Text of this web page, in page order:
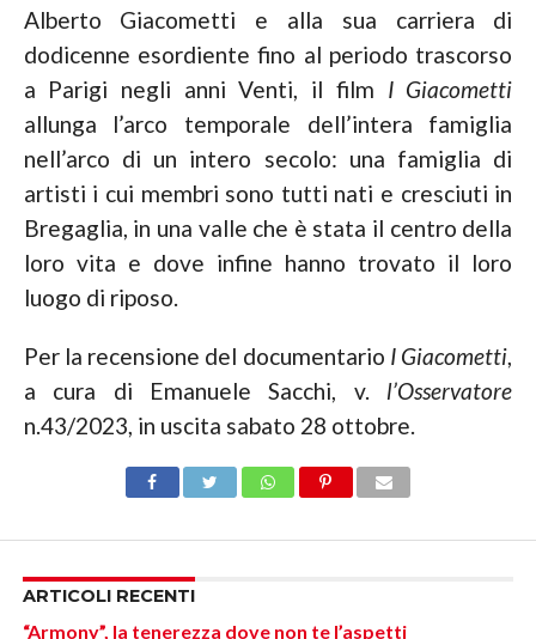
Alberto Giacometti e alla sua carriera di
dodicenne esordiente fino al periodo trascorso
a Parigi negli anni Venti, il film I Giacometti
allunga l’arco temporale dell’intera famiglia
nell’arco di un intero secolo: una famiglia di
artisti i cui membri sono tutti nati e cresciuti in
Bregaglia, in una valle che è stata il centro della
loro vita e dove infine hanno trovato il loro
luogo di riposo.
Per la recensione del documentario I Giacometti,
a cura di Emanuele Sacchi, v. l’Osservatore
n.43/2023, in uscita sabato 28 ottobre.
ARTICOLI RECENTI
“Armony”, la tenerezza dove non te l’aspetti